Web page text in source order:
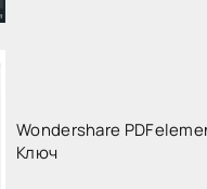
Wondershare
Ключ